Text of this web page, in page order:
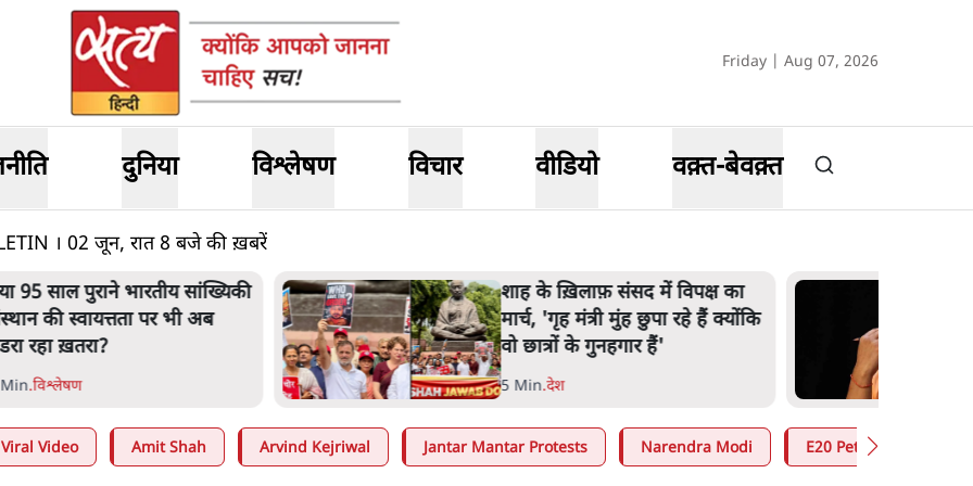
Friday | Aug 07, 2026
दुनिया विश्लेषण विचार वीडियो वक़्त-बेवक़्त
। 02 जून, रात 8 बजे की ख़बरें
95 साल पुराने भारतीय सांख्यिकी
की स्वायत्तता पर भी अब
रहा ख़तरा?
.विश्लेषण
शाह के ख़िलाफ़ संसद में विपक्ष का
मार्च, 'गृह मंत्री मुंह छुपा रहे हैं क्योंकि
वो छात्रों के गुनहगार हैं'
5 Min.देश
Viral Video Amit Shah Arvind Kejriwal Jantar Mantar Protests Narendra Modi E20 Petrol Controversy